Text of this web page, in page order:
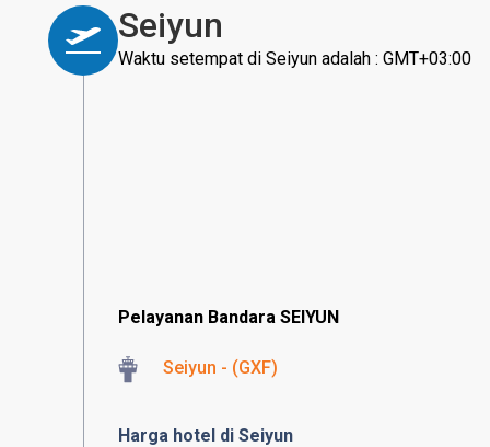
Seiyun
Waktu setempat di Seiyun adalah : GMT+03:00
Pelayanan Bandara SEIYUN
Seiyun - (GXF)
Harga hotel di Seiyun